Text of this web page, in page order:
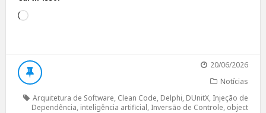
Carregando...
20/06/2026
Notícias
Arquitetura de Software, Clean Code, Delphi, DUnitX, Injeção de
Dependência, inteligência artificial, Inversão de Controle, object